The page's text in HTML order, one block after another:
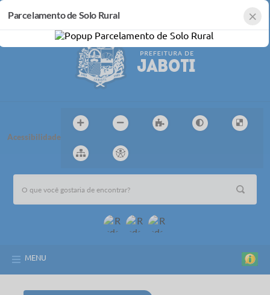
Acessibilidade
MENU
×
Parcelamento de Solo Rural